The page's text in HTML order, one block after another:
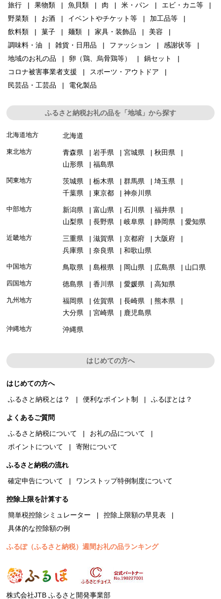
旅行 果物類 魚貝類 肉 米・パン
エビ・カニ等
野菜類
お酒 イベントやチケット等
加工品等
飲料類
菓子 麺類 家具・装飾品
美容
調味料・油
雑貨・日用品 ファッション
感謝状等
地域のお礼の品
卵（鶏、烏骨鶏等）
鍋セット
コロナ被害事業者支援
スポーツ・アウトドア
民芸品・工芸品
電化製品
ふるさと納税お礼の品を「地域」から探す
北海道地方 北海道
東北地方 青森県 岩手県 宮城県
秋田県
山形県
福島県
関東地方 茨城県 栃木県 群馬県
埼玉県
千葉県
東京都 神奈川県
中部地方 新潟県 富山県 石川県
福井県
山梨県
長野県 岐阜県 静岡県 愛知県
近畿地方 三重県 滋賀県 京都府
大阪府
兵庫県
奈良県 和歌山県
中国地方 鳥取県 島根県 岡山県 広島県 山口県
四国地方 徳島県 香川県 愛媛県 高知県
九州地方 福岡県 佐賀県 長崎県
熊本県
大分県
宮崎県 鹿児島県
沖縄地方 沖縄県
はじめての方へ
はじめての方へ
ふるさと納税とは？
便利なポイント制 ふるぽとは？
よくあるご質問
ふるさと納税について
お礼の品について
ポイントについて
寄附について
ふるさと納税の流れ
確定申告について
ワンストップ特例制度について
控除上限を計算する
簡単税控除シミュレーター
控除上限額の早見表
具体的な控除額の例
ふるぽ（ふるさと納税）週間お礼の品ランキング
株式会社JTB ふるさと開発事業部